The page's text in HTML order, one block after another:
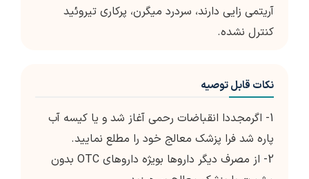
آریتمی زایی دارند، سردرد میگرن، پرکاری تیروئید
کنترل نشده.
نکات قابل توصیه
1- اگرمجددا انقباضات رحمی آغاز شد و یا کیسه آب
پاره شد فرا پزشک معالج خود را مطلع نمایید.
2- از مصرف دیگر داروها بویژه داروهای OTC بدون